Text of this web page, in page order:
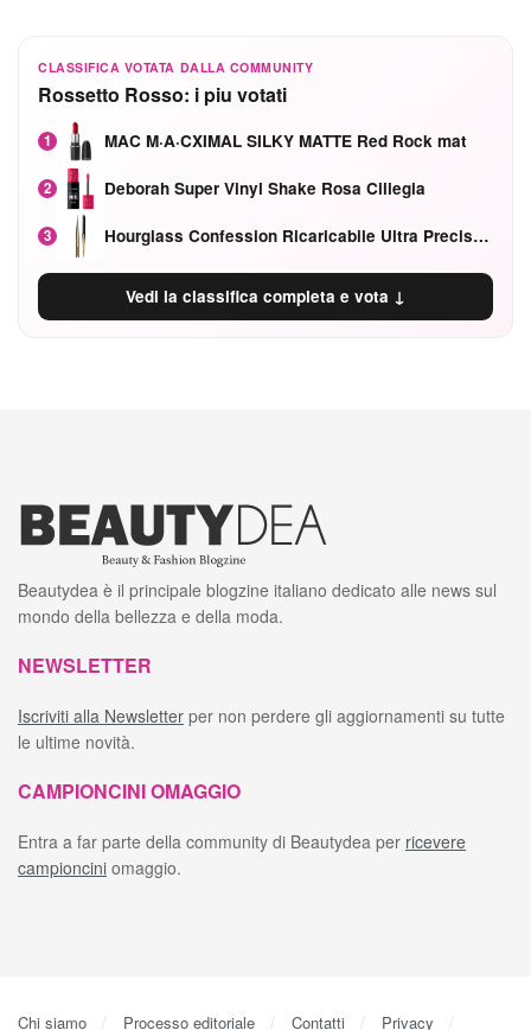
CLASSIFICA VOTATA DALLA COMMUNITY
Rossetto Rosso: i piu votati
1 MAC M·A·CXIMAL SILKY MATTE Red Rock mat
2 Deborah Super Vinyl Shake Rosa Ciliegia
3 Hourglass Confession Ricaricabile Ultra Preciso Ad Alta Intensità Secretly Classic Red
Vedi la classifica completa e vota ↓
Beautydea è il principale blogzine italiano dedicato alle news sul
mondo della bellezza e della moda.
NEWSLETTER
Iscriviti alla Newsletter per non perdere gli aggiornamenti su tutte
le ultime novità.
CAMPIONCINI OMAGGIO
Entra a far parte della community di Beautydea per ricevere
campioncini omaggio.
Chi siamo Processo editoriale Contatti Privacy